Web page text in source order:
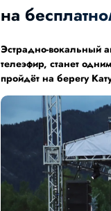
на
Эстрадно-вокальный
телеэфир, станет
пройдёт на берегу